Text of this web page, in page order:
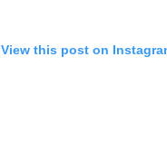
View this post on